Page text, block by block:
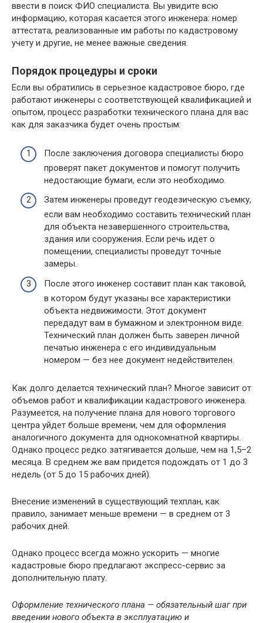
ввести в поиск ФИО специалиста. Вы увидите всю
информацию, которая касается этого инженера: номер
аттестата, реализованные им работы по кадастровому
учету и другие, не менее важные сведения.
Порядок процедуры и сроки
Если вы обратились в серьезное кадастровое бюро, где
работают инженеры с соответствующей квалификацией и
опытом, процесс разработки технического плана для вас
как для заказчика будет очень простым:
После заключения договора специалисты бюро
проверят пакет документов и помогут получить
недостающие бумаги, если это необходимо.
Затем инженеры проведут геодезическую съемку,
если вам необходимо составить технический план
для объекта незавершенного строительства,
здания или сооружения. Если речь идет о
помещении, специалисты проведут точные
замеры.
После этого инженер составит план как таковой,
в котором будут указаны все характеристики
объекта недвижимости. Этот документ
передадут вам в бумажном и электронном виде.
Технический план должен быть заверен личной
печатью инженера с его индивидуальным
номером — без нее документ недействителен.
Как долго делается технический план? Многое зависит от
объемов работ и квалификации кадастрового инженера.
Разумеется, на получение плана для нового торгового
центра уйдет больше времени, чем для оформления
аналогичного документа для однокомнатной квартиры.
Однако процесс редко затягивается дольше, чем на 1,5–2
месяца. В среднем же вам придется подождать от 1 до 3
недель (от 5 до 15 рабочих дней).
Внесение изменений в существующий техплан, как
правило, занимает меньше времени — в среднем от 3
рабочих дней.
Однако процесс всегда можно ускорить — многие
кадастровые бюро предлагают экспресс-сервис за
дополнительную плату.
Оформление технического плана — обязательный шаг при
введении нового объекта в эксплуатацию и